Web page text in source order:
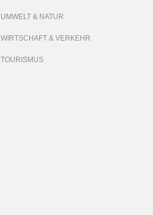
UMWELT & NATUR
WIRTSCHAFT & VERKEHR
TOURISMUS